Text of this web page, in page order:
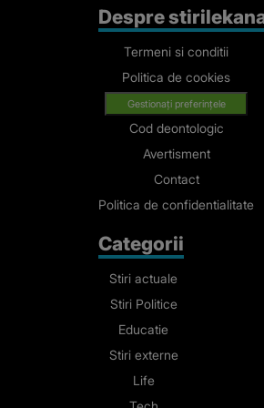
Despre
Termeni si conditii
Politica de cookies
Gestionați preferințele
Cod deontologic
Avertisment
Contact
Politica de confidentialitate
Categorii
Stiri actuale
Stiri Politice
Educatie
Stiri externe
Life